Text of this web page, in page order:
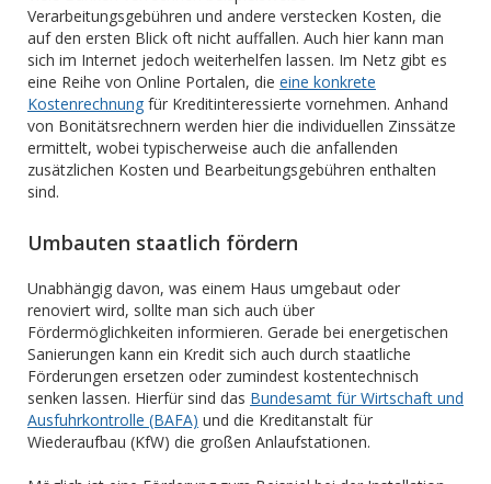
Verarbeitungsgebühren und andere verstecken Kosten, die
auf den ersten Blick oft nicht auffallen. Auch hier kann man
sich im Internet jedoch weiterhelfen lassen. Im Netz gibt es
eine Reihe von Online Portalen, die eine konkrete
Kostenrechnung für Kreditinteressierte vornehmen. Anhand
von Bonitätsrechnern werden hier die individuellen Zinssätze
ermittelt, wobei typischerweise auch die anfallenden
zusätzlichen Kosten und Bearbeitungsgebühren enthalten
sind.
Umbauten staatlich fördern
Unabhängig davon, was einem Haus umgebaut oder
renoviert wird, sollte man sich auch über
Fördermöglichkeiten informieren. Gerade bei energetischen
Sanierungen kann ein Kredit sich auch durch staatliche
Förderungen ersetzen oder zumindest kostentechnisch
senken lassen. Hierfür sind das Bundesamt für Wirtschaft und
Ausfuhrkontrolle (BAFA) und die Kreditanstalt für
Wiederaufbau (KfW) die großen Anlaufstationen.